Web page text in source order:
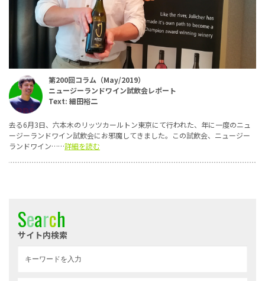
第200回コラム（May/2019）
ニュージーランドワイン試飲会レポート
Text: 細田裕二
去る6月3日、六本木のリッツカールトン東京にて行われた、年に一度のニュ
ージーランドワイン試飲会にお邪魔してきました。この試飲会、ニュージー
ランドワイン……詳細を読む
Search
サイト内検索